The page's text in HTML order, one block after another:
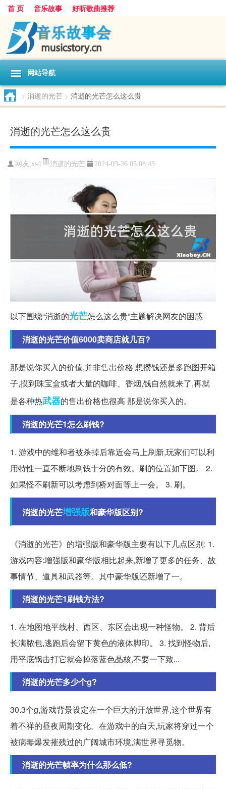
首 页 音乐故事 好听歌曲推荐
网站导航
> 消逝的光芒 > 消逝的光芒怎么这么贵
消逝的光芒怎么这么贵
网友:xsd 消逝的光芒 2024-03-26 05:08:43
以下围绕“消逝的光芒怎么这么贵”主题解决网友的困惑
消逝的光芒价值6000卖商店就几百?
那是说你买入的价值,并非售出价格 想攒钱还是多跑图开箱
子,摸到珠宝盒或者大量的咖啡、香烟,钱自然就来了,再就
是各种热武器的售出价格也很高 那是说你买入的。
消逝的光芒1怎么刷钱?
1. 游戏中的维和者被杀掉后靠近会马上刷新,玩家们可以利
用特性一直不断地刷钱十分的有效。刷的位置如下图。 2.
如果怪不刷新可以考虑到桥对面等上一会。 3. 刷。
消逝的光芒增强版和豪华版区别?
《消逝的光芒》的增强版和豪华版主要有以下几点区别: 1.
游戏内容:增强版和豪华版相比起来,新增了更多的任务、故
事情节、道具和武器等。其中豪华版还新增了一。
消逝的光芒1刷钱方法?
1. 在地图地平线村、西区、东区会出现一种怪物。 2. 背后
长满脓包,逃跑后会留下黄色的液体脚印。 3. 找到怪物后,
用平底锅击打它就会掉落蓝色晶核,不要一下致...
消逝的光芒多少个g?
30.3个g,游戏背景设定在一个巨大的开放世界,这个世界有
着不祥的昼夜周期变化。在游戏中的白天,玩家将穿过一个
被病毒爆发摧残过的广阔城市环境,满世界寻觅物。
消逝的光芒帧率为什么那么低?